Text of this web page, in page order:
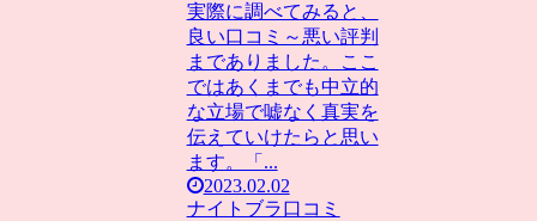
実際に調べてみると、
良い口コミ～悪い評判
までありました。ここ
ではあくまでも中立的
な立場で嘘なく真実を
伝えていけたらと思い
ます。「...
2023.02.02
ナイトブラ口コミ